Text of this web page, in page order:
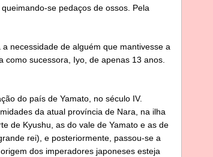
se pedaços de ossos. Pela
necessidade de alguém que mantivesse a
sucessora, Iyo, de apenas 13 anos.
do país de Yamato, no século IV.
da atual província de Nara, na ilha
de Kyushu, as do vale de Yamato e as de
rei), e posteriormente, passou-se a
dos imperadores japoneses esteja